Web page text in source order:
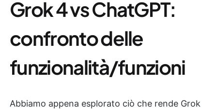
Grok 4 vs ChatGPT:
confronto delle
funzionalità/funzioni
Abbiamo appena esplorato ciò che rende Grok